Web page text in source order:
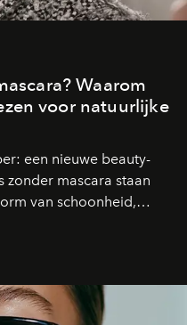
Waarom
voor natuurlijke
een nieuwe beauty-
zonder mascara staan
van schoonheid,
is dan een overvloed